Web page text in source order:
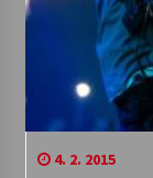
4. 2. 2015